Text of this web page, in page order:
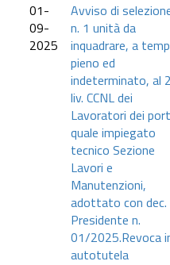
01-
09-
2025
Avviso di
n. 1 unità da
inquadrare, a
pieno ed
indeterminato, al
liv. CCNL dei
Lavoratori dei
quale impiegato
tecnico Sezione
Lavori e
Manutenzioni,
adottato con dec.
Presidente n.
01/2025.Revoca
autotutela